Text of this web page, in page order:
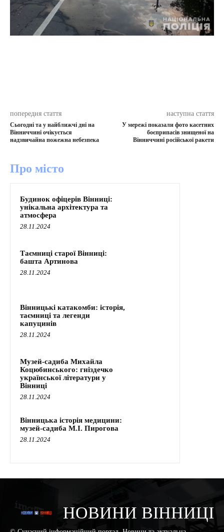
попередня стаття
Сьогодні та у найближчі дні на
Вінниччині очікується
надзвичайна пожежна небезпека
наступна стаття
У мережі показали фото касетних
боєприпасів знищеної на
Вінниччині російської ракети
Про місто
Будинок офіцерів Вінниці:
унікальна архітектура та
атмосфера
28.11.2024
Таємниці старої Вінниці:
башта Артинова
28.11.2024
Вінницькі катакомби: історія,
таємниці та легенди
капуцинів
28.11.2024
Музей-садиба Михайла
Коцюбинського: гніздечко
української літератури у
Вінниці
28.11.2024
Вінницька історія медицини:
музей-садиба М.І. Пирогова
28.11.2024
НОВИНИ ВІННИЦІ